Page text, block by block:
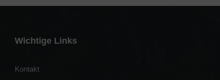
Wichtige Links
Kontakt